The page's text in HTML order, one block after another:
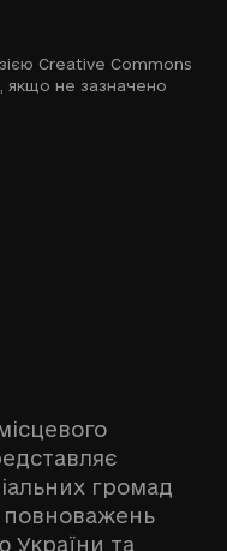
Creative Commons
, якщо не зазначено
громад
повноважень
України та